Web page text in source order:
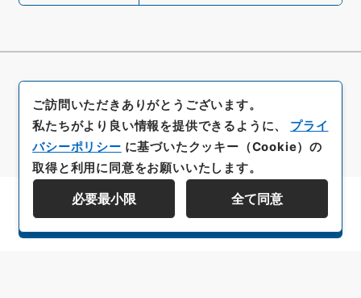
資料群階層を表示する
ご訪問いただきありがとうございます。
私たちがより良い情報を提供できるように、 プライ
バシーポリシー に基づいたクッキー（Cookie）の
取得と利用に同意をお願いいたします。
必要最小限 全て同意